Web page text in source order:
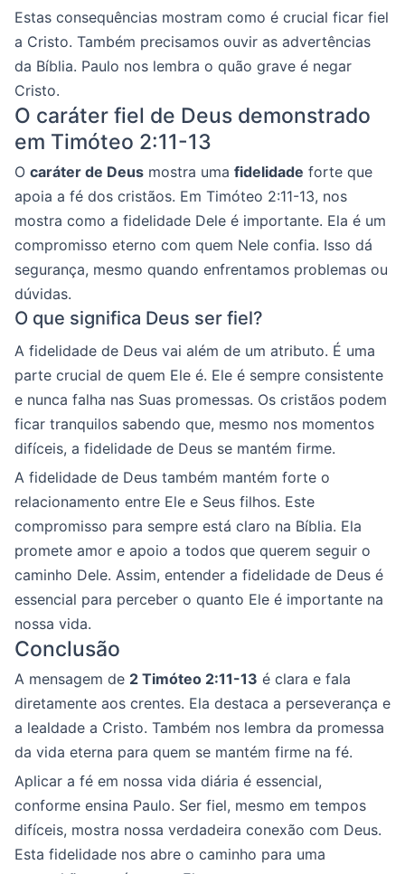
Estas consequências mostram como é crucial ficar fiel
a Cristo. Também precisamos ouvir as advertências
da Bíblia. Paulo nos lembra o quão grave é negar
Cristo.
O caráter fiel de Deus demonstrado
em Timóteo 2:11-13
O caráter de Deus mostra uma fidelidade forte que
apoia a fé dos cristãos. Em Timóteo 2:11-13, nos
mostra como a fidelidade Dele é importante. Ela é um
compromisso eterno com quem Nele confia. Isso dá
segurança, mesmo quando enfrentamos problemas ou
dúvidas.
O que significa Deus ser fiel?
A fidelidade de Deus vai além de um atributo. É uma
parte crucial de quem Ele é. Ele é sempre consistente
e nunca falha nas Suas promessas. Os cristãos podem
ficar tranquilos sabendo que, mesmo nos momentos
difíceis, a fidelidade de Deus se mantém firme.
A fidelidade de Deus também mantém forte o
relacionamento entre Ele e Seus filhos. Este
compromisso para sempre está claro na Bíblia. Ela
promete amor e apoio a todos que querem seguir o
caminho Dele. Assim, entender a fidelidade de Deus é
essencial para perceber o quanto Ele é importante na
nossa vida.
Conclusão
A mensagem de 2 Timóteo 2:11-13 é clara e fala
diretamente aos crentes. Ela destaca a perseverança e
a lealdade a Cristo. Também nos lembra da promessa
da vida eterna para quem se mantém firme na fé.
Aplicar a fé em nossa vida diária é essencial,
conforme ensina Paulo. Ser fiel, mesmo em tempos
difíceis, mostra nossa verdadeira conexão com Deus.
Esta fidelidade nos abre o caminho para uma